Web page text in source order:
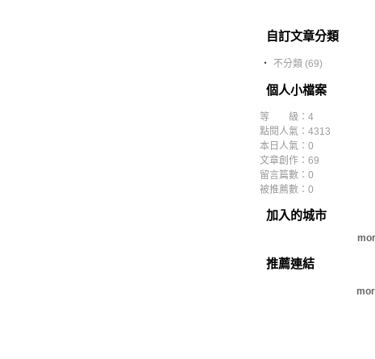
自訂文章分類
‧ 不分類 (69)
個人小檔案
等 級：4
點閱人氣：4313
本日人氣：0
文章創作：69
留言篇數：0
被推薦數： 0
加入的城市
推薦連結